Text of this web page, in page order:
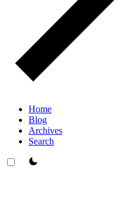
Home
Blog
Archives
Search
theme switcher